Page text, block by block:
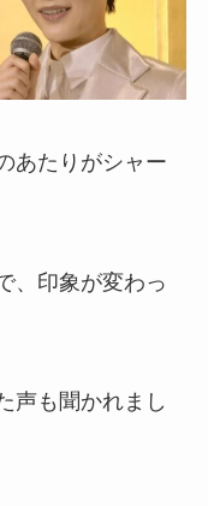
あたりがシャー
、印象が変わっ
声も聞かれまし